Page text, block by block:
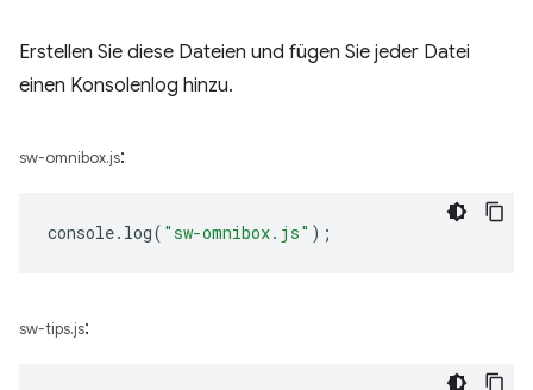
Erstellen Sie diese Dateien und fügen Sie jeder Datei
einen Konsolenlog hinzu.
sw-omnibox.js:
console. log( "sw-omnibox.js" );
sw-tips.js: